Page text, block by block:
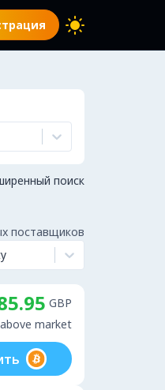
поиск
поставщиков
GBP
market